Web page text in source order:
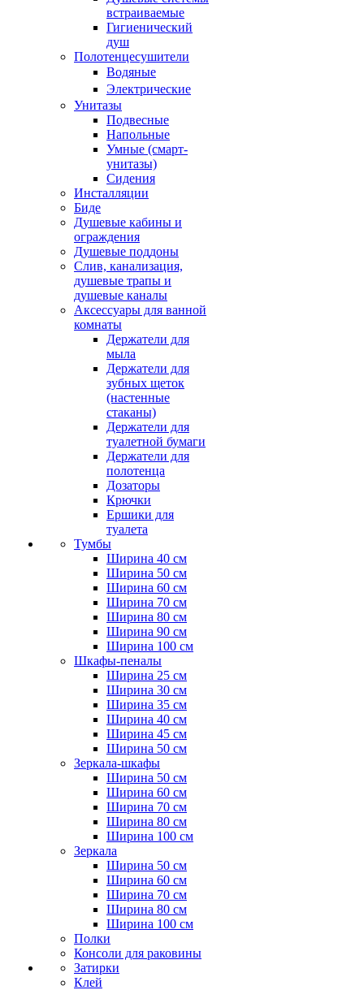
встраиваемые
Гигиенический
душ
Полотенцесушители
ㅤВодяные
ㅤЭлектрические
Унитазы
Подвесные
Напольные
Умные (смарт-
унитазы)
Сидения
Инсталляции
Биде
Душевые кабины и
ограждения
Душевые поддоны
Слив, канализация,
душевые трапы и
душевые каналы
Аксессуары для ванной
комнаты
Держатели для
мыла
Держатели для
зубных щеток
(настенные
стаканы)
Держатели для
туалетной бумаги
Держатели для
полотенца
Дозаторы
Крючки
Ершики для
туалета
Тумбы
Ширина 40 см
Ширина 50 см
Ширина 60 см
Ширина 70 см
Ширина 80 см
Ширина 90 см
Ширина 100 см
Шкафы-пеналы
Ширина 25 см
Ширина 30 см
Ширина 35 см
Ширина 40 см
Ширина 45 см
Ширина 50 см
Зеркала-шкафы
Ширина 50 см
Ширина 60 см
Ширина 70 см
Ширина 80 см
Ширина 100 см
Зеркала
Ширина 50 см
Ширина 60 см
Ширина 70 см
Ширина 80 см
Ширина 100 см
Полки
Консоли для раковины
Затирки
Клей